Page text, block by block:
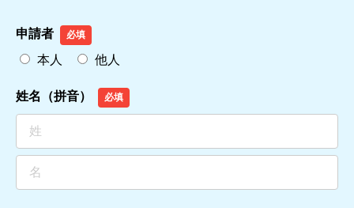
申請者 必填
本人 他人
姓名（拼音） 必填